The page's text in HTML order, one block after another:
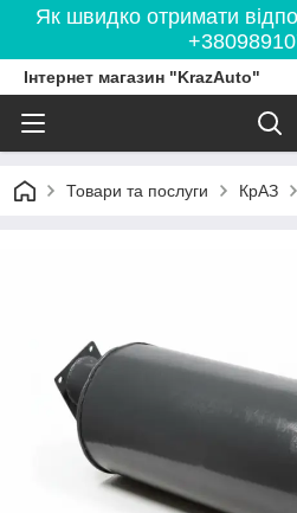
Як швидко отримати
Інтернет магазин "KrazAuto"
Товари та послуги КрАЗ